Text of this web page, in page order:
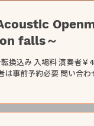
falls～
は事前予約必要 問い合